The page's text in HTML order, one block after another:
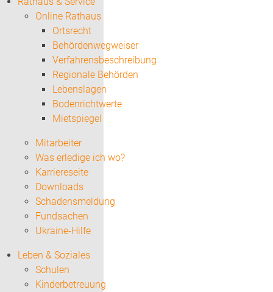
Online Rathaus
Ortsrecht
Behördenwegweiser
Verfahrensbeschreibung
Regionale Behörden
Lebenslagen
Bodenrichtwerte
Mietspiegel
Mitarbeiter
Was erledige ich wo?
Karriereseite
Downloads
Schadensmeldung
Fundsachen
Ukraine-Hilfe
Leben & Soziales
Schulen
Kinderbetreuung